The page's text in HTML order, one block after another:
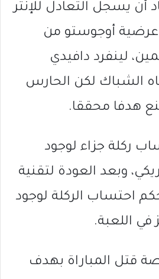
أن يسجل التعادل للإنتر
70، بعد عرضية أوجوستو من
لينفرد دافيدي
الشباك لكن الحارس
هدفا محققا.
ركلة جزاء لوجود
وبعد العودة لتقنية
احتساب الركلة لوجود
اللعبة.
قتل المباراة بهدف